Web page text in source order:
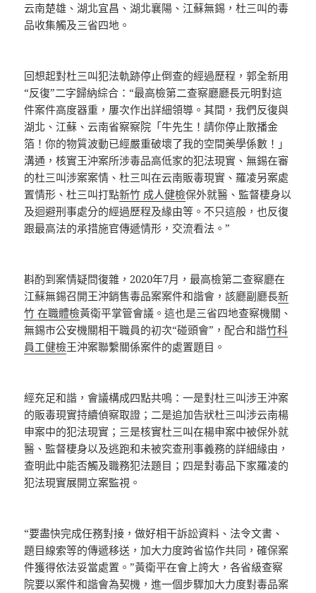
云南楚雄、湖北宜昌、湖北襄陽、江蘇無錫，杜三叫的毒
品收集觸及三省四地。
回想起對杜三叫犯法軌跡停止倒查的經過歷程，郭全新用
“反復”二字歸納綜合：“最高檢第二查察廳廳長元明對這
件案件高度器重，屢次作出詳細領導。其間，我們反復與
湖北、江蘇、云南省察察院「牛先生！請你停止散播金
箔！你的物質波動已經嚴重破壞了我的空間美學係數！」
溝通，核實王沖案所涉毒品高低家的犯法現實、無錫在審
的杜三叫涉案案情、杜三叫在云南販毒現實、羅凌另案處
置情形、杜三叫打點新竹 成人健檢保外就醫、監督棲身以
及迴避刑事處分的經過歷程及緣由等。不只這般，也反復
跟最高法的承措施官傳遞情形，交流看法。”
斟酌到案情疑問復雜，2020年7月，最高檢第二查察廳在
江蘇無錫召開王沖銷售毒品案案件和諧會，該廳副廳長新
竹 在職體檢黃衛平掌管會議。這也是三省四地查察機關、
無錫市公安機關相干職員的初次“碰頭會”，配合和諧竹科
員工健檢王沖案聯繫關係案件的處置題目。
經充足和諧，會議構成四點共鳴：一是對杜三叫涉王沖案
的販毒現實持續偵察取證；二是追加告狀杜三叫涉云南楊
申案中的犯法現實；三是核實杜三叫在楊申案中被保外就
醫、監督棲身以及逃跑和未被究查刑事義務的詳細緣由，
查明此中能否觸及職務犯法題目；四是對毒品下家羅凌的
犯法現實展開立案監視。
“要盡快完成任務對接，做好相干訴訟資料、法令文書、
題目線索等的傳遞移送，加大力度跨省協作共同，確保案
件獲得依法妥當處置。”黃衛平在會上誇大，各省級查察
院要以案件和諧會為契機，進一個步驟加大力度對毒品案